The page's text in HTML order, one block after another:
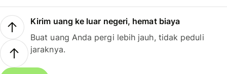
Kirim uang ke luar negeri, hemat biaya
Buat uang Anda pergi lebih jauh, tidak peduli
jaraknya.